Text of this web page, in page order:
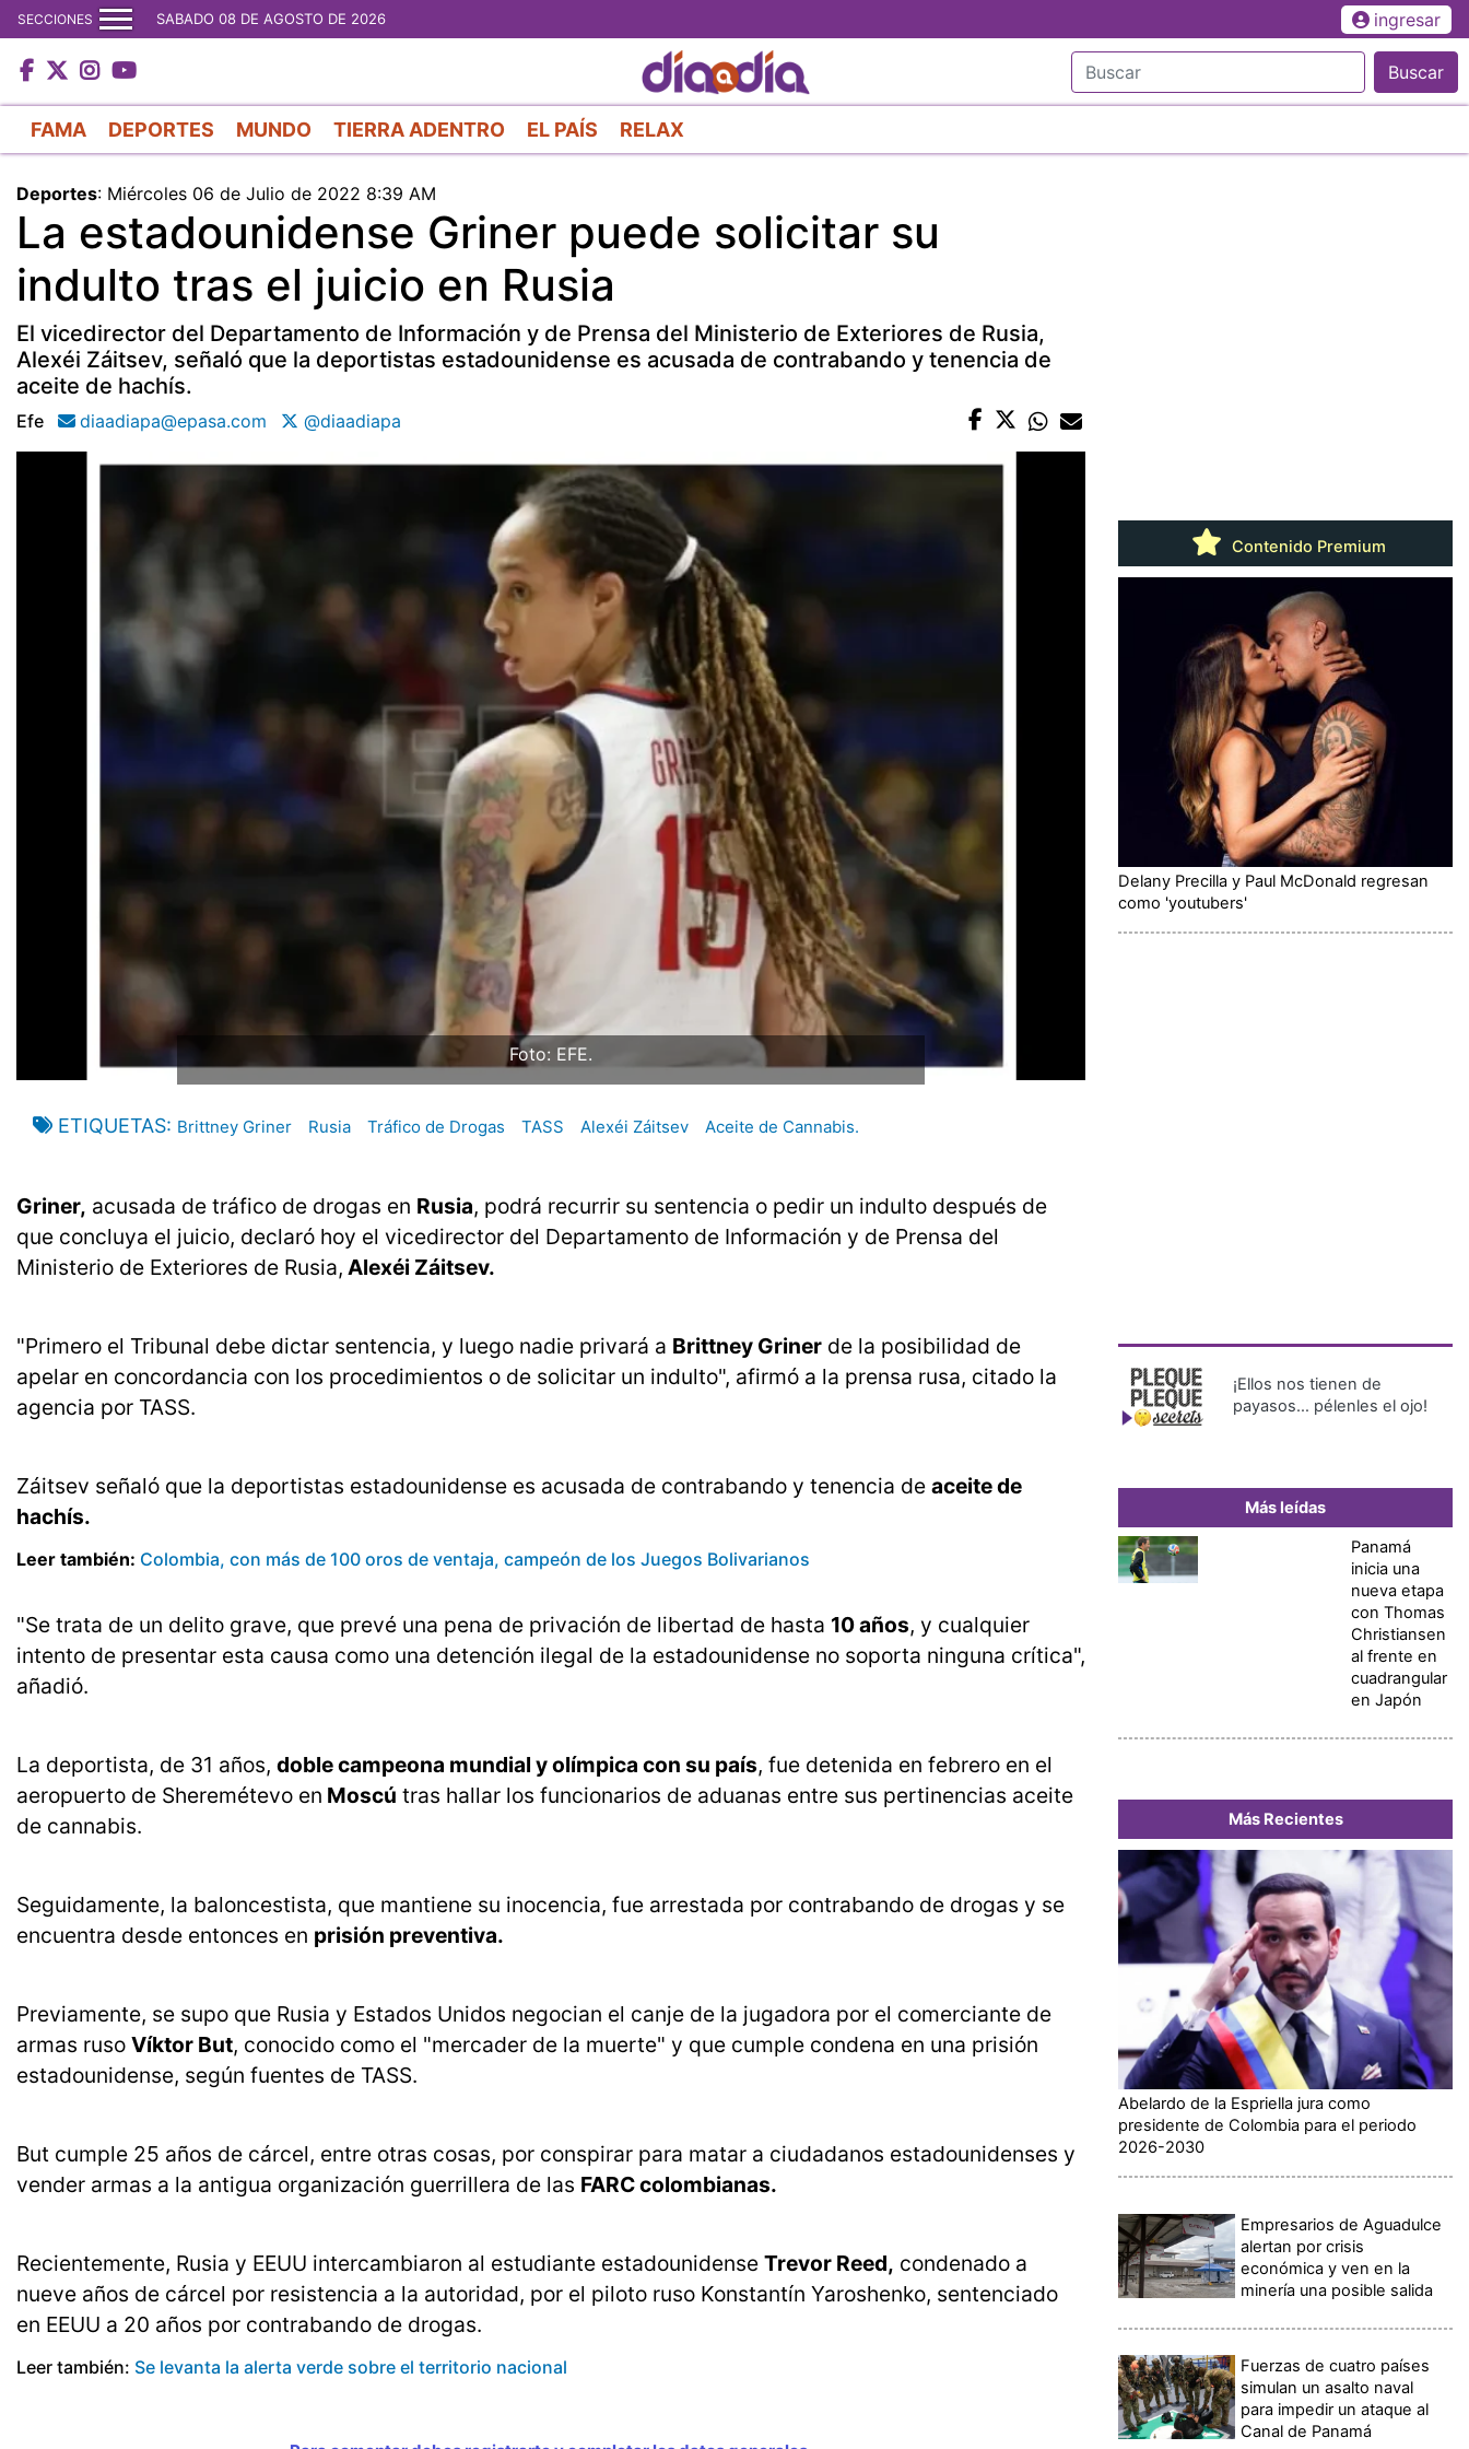
al
contenido
principal
SECCIONES SABADO 08 DE AGOSTO DE 2026 ingresar
Buscar
FAMA DEPORTES MUNDO TIERRA ADENTRO EL PAÍS RELAX
Deportes: Miércoles 06 de Julio de 2022 8:39 AM
La estadounidense Griner puede solicitar su
indulto tras el juicio en Rusia
El vicedirector del Departamento de Información y de Prensa del Ministerio de Exteriores de Rusia,
Alexéi Záitsev, señaló que la deportistas estadounidense es acusada de contrabando y tenencia de
aceite de hachís.
Efe diaadiapa@epasa.com @diaadiapa
Foto: EFE.
ETIQUETAS Brittney Griner Rusia Tráfico de Drogas TASS Alexéi Záitsev Aceite de Cannabis.
Griner, acusada de tráfico de drogas en Rusia, podrá recurrir su sentencia o pedir un indulto después de
que concluya el juicio, declaró hoy el vicedirector del Departamento de Información y de Prensa del
Ministerio de Exteriores de Rusia, Alexéi Záitsev.
"Primero el Tribunal debe dictar sentencia, y luego nadie privará a Brittney Griner de la posibilidad de
apelar en concordancia con los procedimientos o de solicitar un indulto", afirmó a la prensa rusa, citado la
agencia por TASS.
Záitsev señaló que la deportistas estadounidense es acusada de contrabando y tenencia de aceite de
hachís.
Leer también: Colombia, con más de 100 oros de ventaja, campeón de los Juegos Bolivarianos
"Se trata de un delito grave, que prevé una pena de privación de libertad de hasta 10 años, y cualquier
intento de presentar esta causa como una detención ilegal de la estadounidense no soporta ninguna crítica",
añadió.
La deportista, de 31 años, doble campeona mundial y olímpica con su país, fue detenida en febrero en el
aeropuerto de Sheremétevo en Moscú tras hallar los funcionarios de aduanas entre sus pertinencias aceite
de cannabis.
Seguidamente, la baloncestista, que mantiene su inocencia, fue arrestada por contrabando de drogas y se
encuentra desde entonces en prisión preventiva.
Previamente, se supo que Rusia y Estados Unidos negocian el canje de la jugadora por el comerciante de
armas ruso Víktor But, conocido como el "mercader de la muerte" y que cumple condena en una prisión
estadounidense, según fuentes de TASS.
But cumple 25 años de cárcel, entre otras cosas, por conspirar para matar a ciudadanos estadounidenses y
vender armas a la antigua organización guerrillera de las FARC colombianas.
Recientemente, Rusia y EEUU intercambiaron al estudiante estadounidense Trevor Reed, condenado a
nueve años de cárcel por resistencia a la autoridad, por el piloto ruso Konstantín Yaroshenko, sentenciado
en EEUU a 20 años por contrabando de drogas.
Leer también: Se levanta la alerta verde sobre el territorio nacional
Contenido Premium
Delany Precilla y Paul McDonald regresan
como 'youtubers'
¡Ellos nos tienen de
payasos… pélenles el ojo!
Más leídas
Panamá
inicia una
nueva etapa
con Thomas
Christiansen
al frente en
cuadrangular
en Japón
Más Recientes
Abelardo de la Espriella jura como
presidente de Colombia para el periodo
2026-2030
Empresarios de Aguadulce
alertan por crisis
económica y ven en la
minería una posible salida
Fuerzas de cuatro países
simulan un asalto naval
para impedir un ataque al
Canal de Panamá